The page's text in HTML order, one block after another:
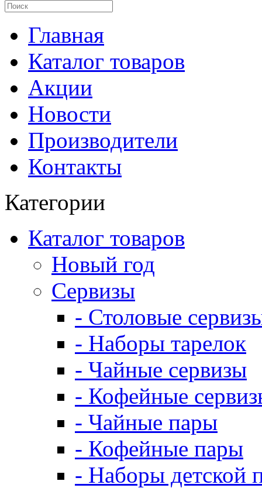
Главная
Каталог товаров
Акции
Новости
Производители
Контакты
Категории
Каталог товаров
Новый год
Сервизы
- Столовые
- Наборы тарелок
- Чайные сервизы
- Кофейные
- Чайные пары
- Кофейные пары
- Наборы детской